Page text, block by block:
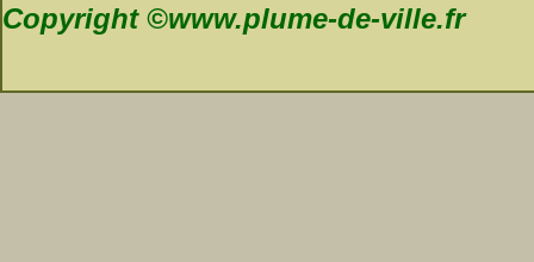
Copyright ©www.plume-de-ville.fr